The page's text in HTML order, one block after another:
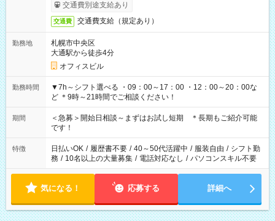
交通費別途支給あり
交通費 交通費支給（規定あり）
勤務地
札幌市中央区
大通駅から徒歩4分
オフィスビル
勤務時間
▼7h～シフト選べる ・09：00～17：00 ・12：00～20：00な
ど ＊9時～21時間でご相談ください！
期間
＜急募＞開始日相談～まずはお試し短期 ＊長期もご紹介可能
です！
特徴 日払いOK / 履歴書不要 / 40～50代活躍中 / 服装自由 / シフト勤
務 / 10名以上の大量募集 / 電話対応なし / パソコンスキル不要
気になる！ 応募する 詳細へ